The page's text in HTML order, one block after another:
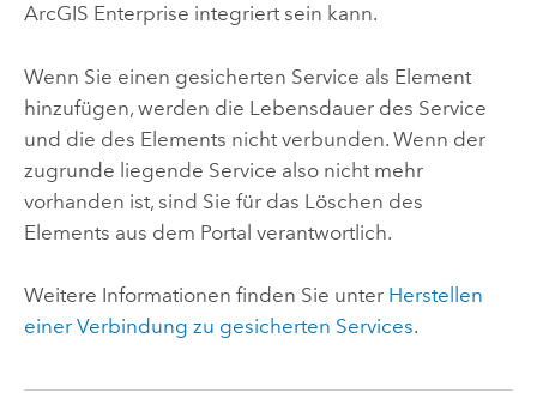
ArcGIS Enterprise integriert sein kann.
Wenn Sie einen gesicherten Service als Element
hinzufügen, werden die Lebensdauer des Service
und die des Elements nicht verbunden. Wenn der
zugrunde liegende Service also nicht mehr
vorhanden ist, sind Sie für das Löschen des
Elements aus dem Portal verantwortlich.
Weitere Informationen finden Sie unter Herstellen
einer Verbindung zu gesicherten Services.